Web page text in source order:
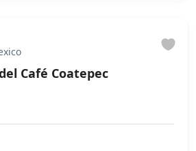
Café Coatepec